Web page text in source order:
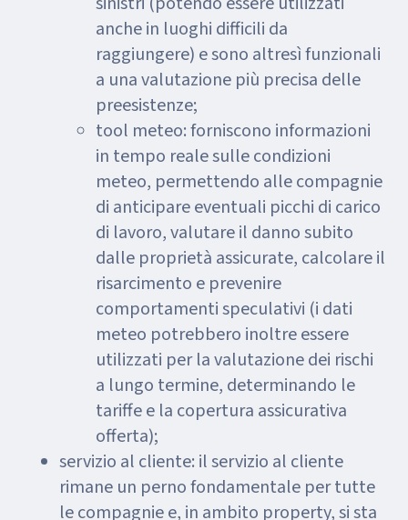
anche in luoghi difficili da
raggiungere) e sono altresì funzionali
a una valutazione più precisa delle
preesistenze;
tool meteo: forniscono informazioni
in tempo reale sulle condizioni
meteo, permettendo alle compagnie
di anticipare eventuali picchi di carico
di lavoro, valutare il danno subito
dalle proprietà assicurate, calcolare il
risarcimento e prevenire
comportamenti speculativi (i dati
meteo potrebbero inoltre essere
utilizzati per la valutazione dei rischi
a lungo termine, determinando le
tariffe e la copertura assicurativa
offerta);
servizio al cliente: il servizio al cliente
rimane un perno fondamentale per tutte
le compagnie e, in ambito property, si sta